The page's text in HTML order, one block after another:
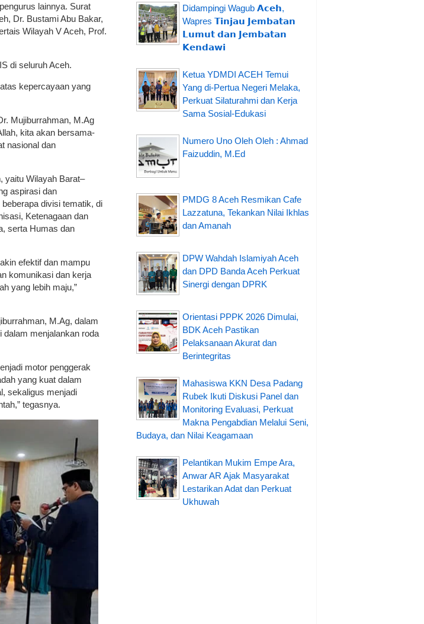
lainnya. Surat
Dr. Bustami Abu Bakar,
Wilayah V Aceh, Prof.
di seluruh Aceh.
kepercayaan yang
Mujiburrahman, M.Ag
kita akan bersama-
nasional dan
yaitu Wilayah Barat–
aspirasi dan
divisi tematik, di
Ketenagaan dan
serta Humas dan
efektif dan mampu
komunikasi dan kerja
yang lebih maju,”
M.Ag, dalam
dalam menjalankan roda
motor penggerak
yang kuat dalam
sekaligus menjadi
tegasnya.
Didampingi Wagub 𝗔𝗰𝗲𝗵,
Wapres 𝗧𝗶𝗻𝗷𝗮𝘂 𝗝𝗲𝗺𝗯𝗮𝘁𝗮𝗻
𝗟𝘂𝗺𝘂𝘁 𝗱𝗮𝗻 𝗝𝗲𝗺𝗯𝗮𝘁𝗮𝗻
𝗞𝗲𝗻𝗱𝗮𝘄𝗶
Ketua YDMDI ACEH Temui
Yang di-Pertua Negeri Melaka,
Perkuat Silaturahmi dan Kerja
Sama Sosial-Edukasi
Numero Uno Oleh Oleh : Ahmad
Faizuddin, M.Ed
PMDG 8 Aceh Resmikan Cafe
Lazzatuna, Tekankan Nilai Ikhlas
dan Amanah
DPW Wahdah Islamiyah Aceh
dan DPD Banda Aceh Perkuat
Sinergi dengan DPRK
Orientasi PPPK 2026 Dimulai,
BDK Aceh Pastikan
Pelaksanaan Akurat dan
Berintegritas
Mahasiswa KKN Desa Padang
Rubek Ikuti Diskusi Panel dan
Monitoring Evaluasi, Perkuat
Makna Pengabdian Melalui Seni,
Budaya, dan Nilai Keagamaan
Pelantikan Mukim Empe Ara,
Anwar AR Ajak Masyarakat
Lestarikan Adat dan Perkuat
Ukhuwah